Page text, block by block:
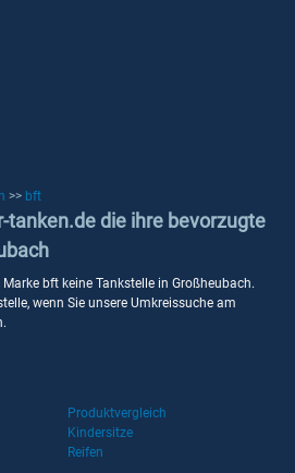
>> bft
tanken.de die ihre bevorzugte
bft keine Tankstelle in Großheubach.
wenn Sie unsere Umkreissuche am
Produktvergleich
Kindersitze
Reifen